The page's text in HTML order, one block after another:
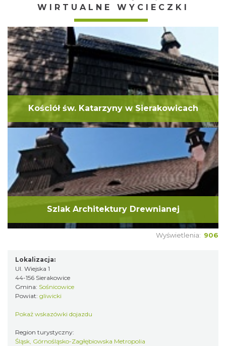
WIRTUALNE WYCIECZKI
Kościół św. Katarzyny w Sierakowicach
Szlak Architektury Drewnianej
Wyświetlenia: 906
Lokalizacja:
Ul. Wiejska 1
44-156 Sierakowice
Gmina: Sośnicowice
Powiat: gliwicki
Pokaż wskazówki dojazdu
Region turystyczny:
Śląsk, Górnośląsko-Zagłębiowska Metropolia